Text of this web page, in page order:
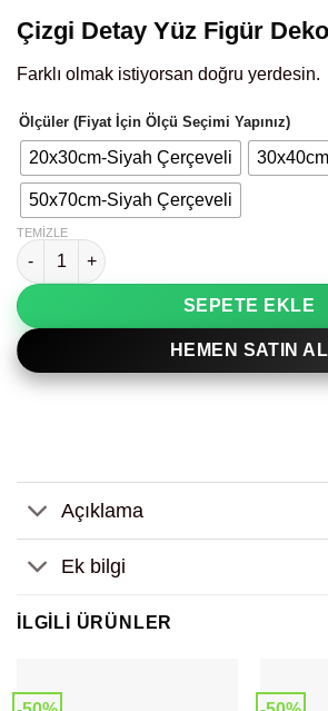
Çizgi Detay Yüz Figür
Farklı olmak istiyorsan doğru yerdesin.
Ölçüler (Fiyat İçin Ölçü Seçimi Yapınız)
20x30cm-Siyah Çerçeveli
50x70cm-Siyah Çerçeveli
TEMIZLE
Çizgi Detay Yüz Figür Dekoratif Tablo adet
SEPETE EKLE
HEMEN SATIN AL
Açıklama
Ek bilgi
İLGILI ÜRÜNLER